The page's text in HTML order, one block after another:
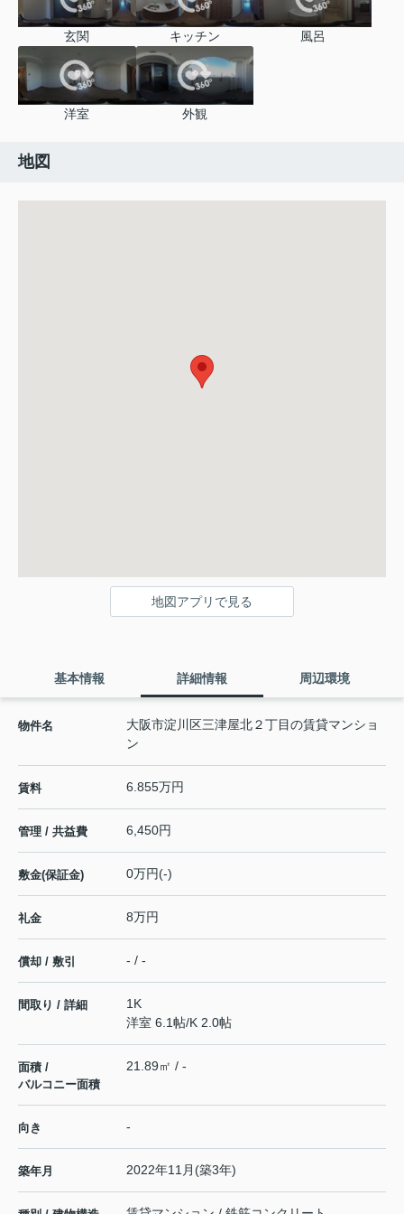
玄関 キッチン 風呂
洋室 外観
地図
地図アプリで見る
基本情報 詳細情報 周辺環境
物件名
大阪市淀川区三津屋北２丁目の賃貸マンショ
ン
賃料 6.855万円
管理 / 共益費 6,450円
敷金(保証金) 0万円(-)
礼金 8万円
償却 / 敷引 - / -
間取り / 詳細
1K
洋室 6.1帖/K 2.0帖
面積 /
バルコニー面積
21.89㎡ / -
向き -
築年月 2022年11月(築3年)